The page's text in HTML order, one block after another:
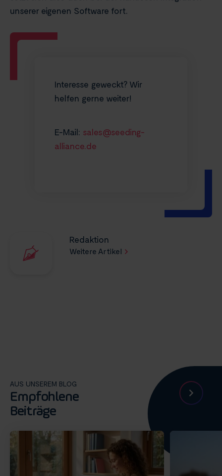
unserer eigenen Software fort.
Interesse geweckt? Wir
helfen gerne weiter!
E-Mail: sales@seeding-
alliance.de
Redaktion
Weitere Artikel
AUS UNSEREM BLOG
Empfohlene
Beiträge